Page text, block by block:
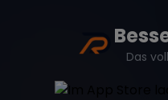
Das